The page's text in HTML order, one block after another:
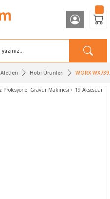
Hobi Ürünleri WORX